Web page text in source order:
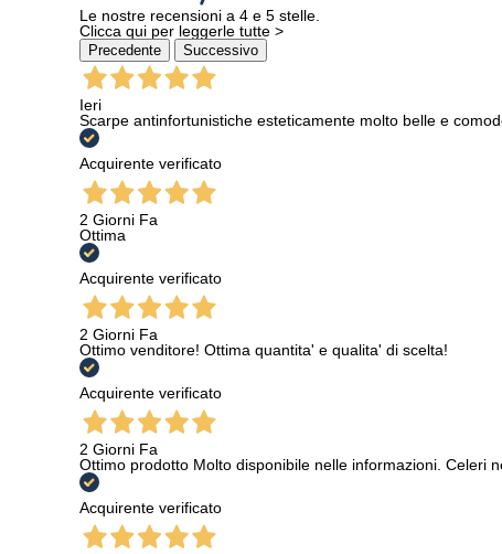
Le nostre recensioni a 4 e 5 stelle.
Clicca qui per leggerle tutte >
Precedente Successivo
Ieri
Scarpe antinfortunistiche esteticamente molto belle e
Acquirente verificato
2 Giorni Fa
Ottima
Acquirente verificato
2 Giorni Fa
Ottimo venditore! Ottima quantita' e qualita' di scelta!
Acquirente verificato
2 Giorni Fa
Ottimo prodotto Molto disponibile nelle informazioni. Celeri
Acquirente verificato